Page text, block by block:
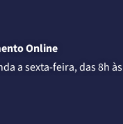
Online
a sexta-feira, das 8h às